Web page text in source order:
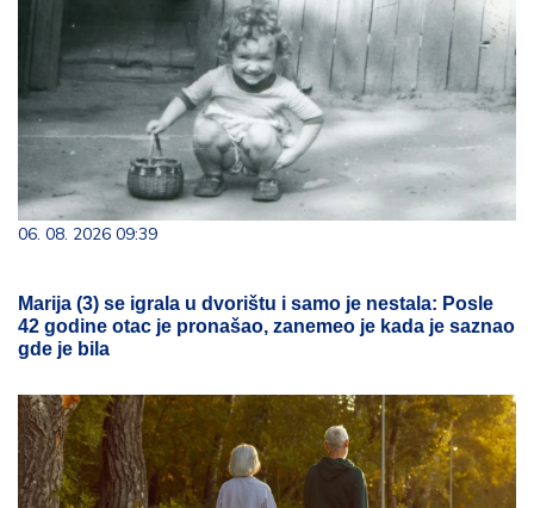
06. 08. 2026 09:39
Marija (3) se igrala u dvorištu i samo je nestala: Posle
42 godine otac je pronašao, zanemeo je kada je saznao
gde je bila